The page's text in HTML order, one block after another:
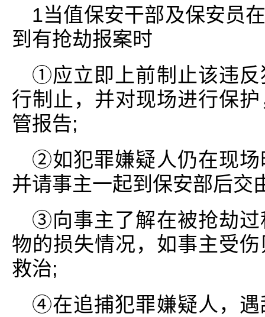
1当值保安干部及保安员
到有抢劫报案时
①应立即上前制止该违反
行制止，并对现场进行保
管报告;
②如犯罪嫌疑人仍在现场
并请事主一起到保安部后交
③向事主了解在被抢劫过
物的损失情况，如事主受
救治;
④在追捕犯罪嫌疑人，遇